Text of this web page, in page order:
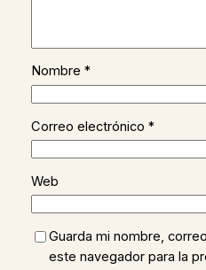
Nombre *
Correo electrónico *
Web
Guarda mi nombre,
este navegador para la